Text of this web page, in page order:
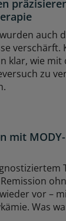
auch
verschärft.
klar, wie mit
zu
mit
vor –
Was